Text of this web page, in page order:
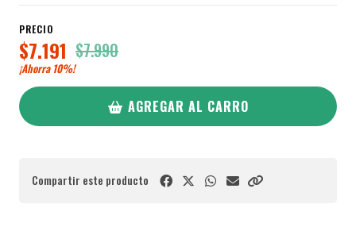
PRECIO
$7.191 $7.990
¡Ahorra 10%!
AGREGAR AL CARRO
Compartir este producto